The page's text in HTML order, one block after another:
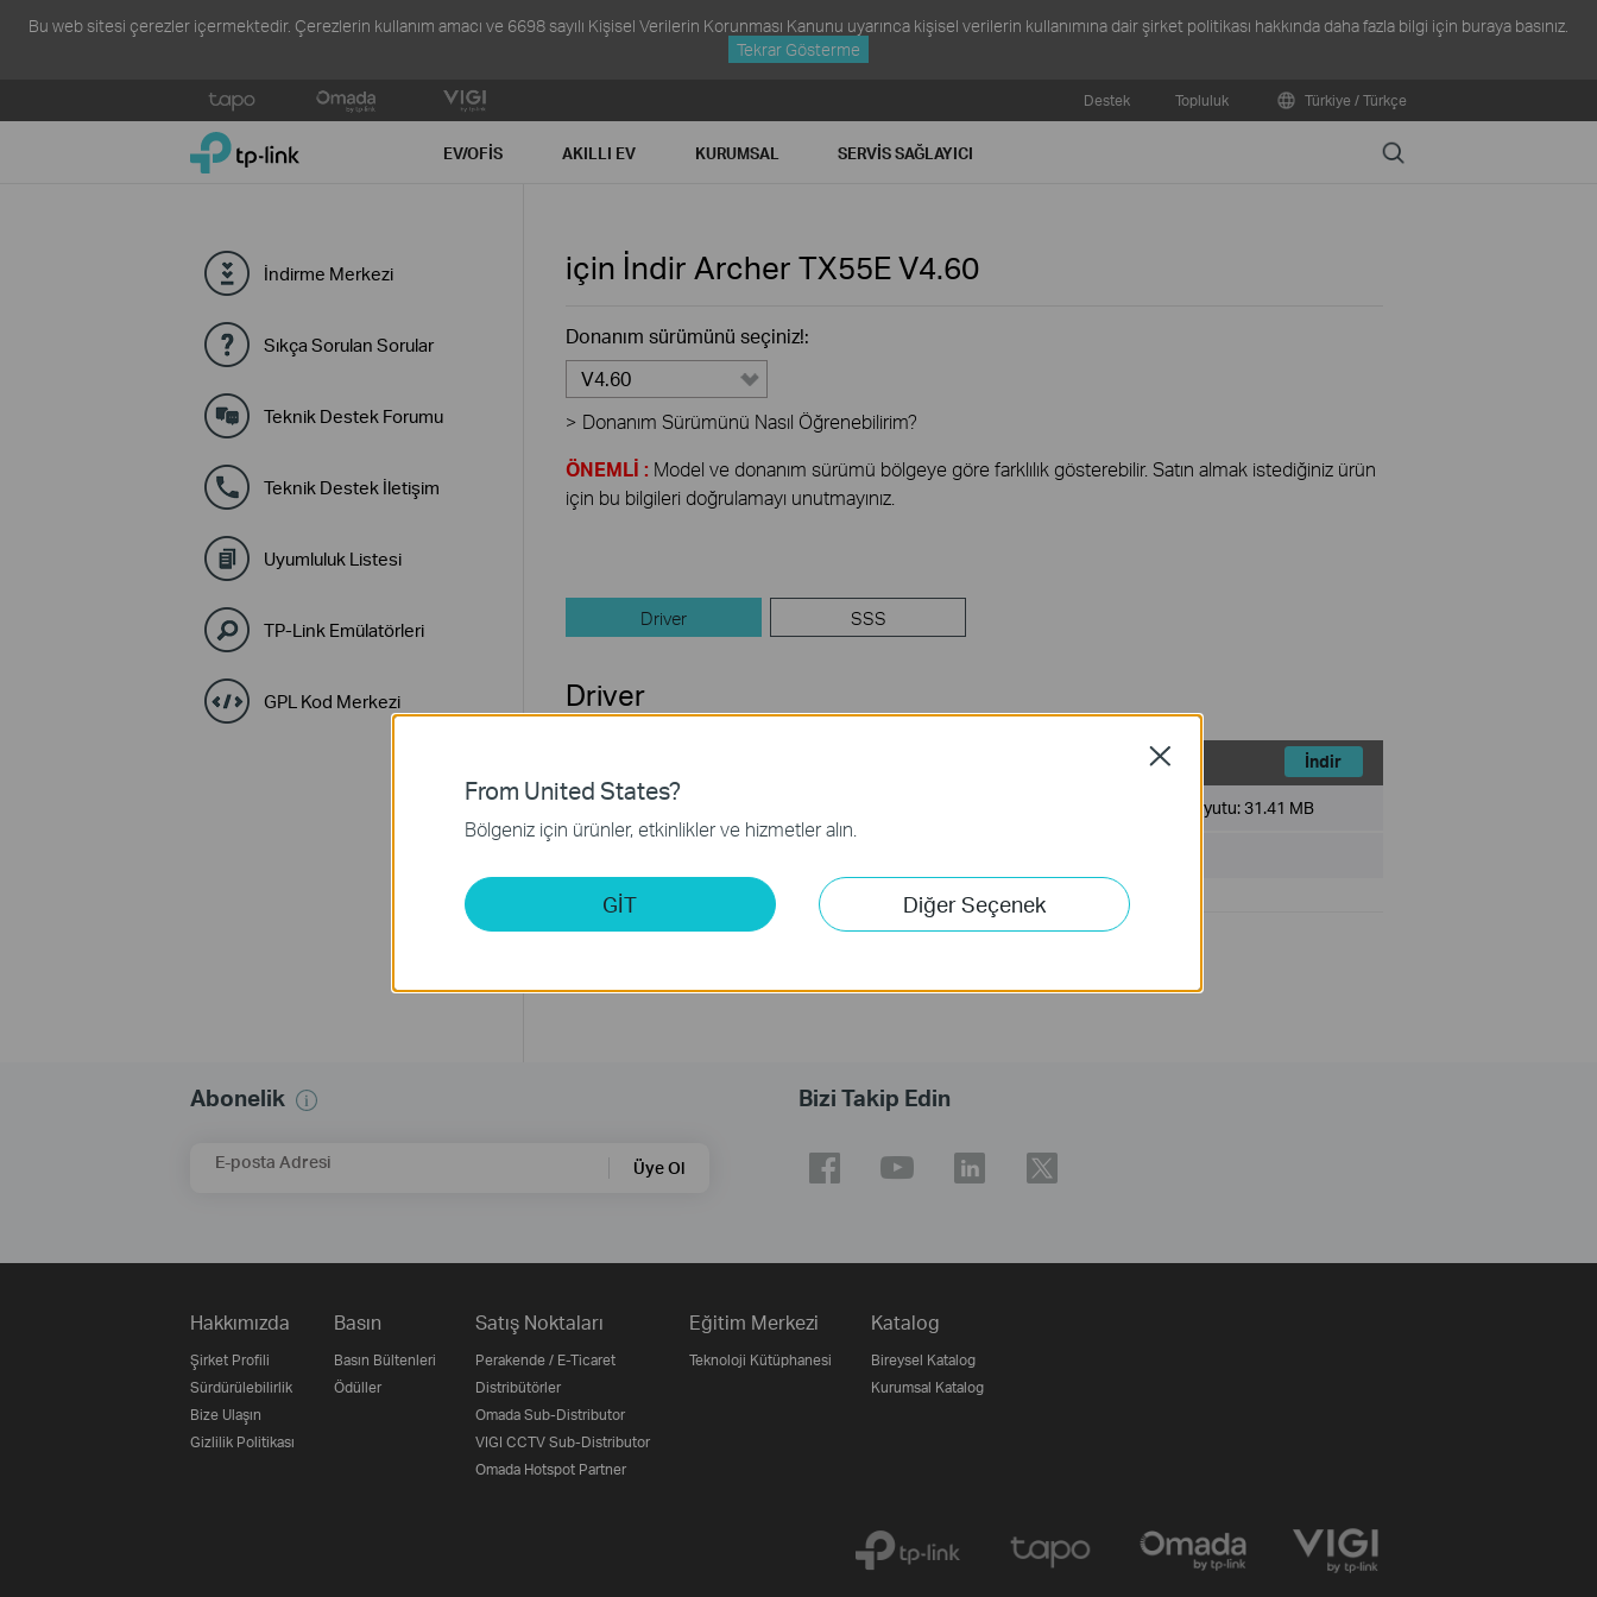
Bu web sitesi çerezler içermektedir. Çerezlerin kullanım amacı ve 6698 sayılı Kişisel Verilerin Korunması Kanunu uyarınca kişisel verilerin kullanımına dair şirket politikası hakkında daha fazla bilgi için buraya basınız.
Tekrar Gösterme
to
Destek Topluluk Türkiye / Türkçe
TP-Link, Reliably Smart EV/OFIS AKILLI EV KURUMSAL SERVIS SAĞLAYICI Search
İndirme Merkezi
Sıkça Sorulan Sorular
Teknik Destek Forumu
Teknik Destek İletişim
Uyumluluk Listesi
TP-Link Emülatörleri
GPL Kod Merkezi
için İndir Archer TX55E V4.60
Donanım sürümünü seçiniz!:
V4.60
> Donanım Sürümünü Nasıl Öğrenebilirim?
ÖNEMLİ : Model ve donanım sürümü bölgeye göre farklılık gösterebilir. Satın almak istediğiniz ürün
için bu bilgileri doğrulamayı unutmayınız.
Driver SSS
Driver
İndir
Dosya Boyutu:31.41 MB
Abonelik
E-posta Adresi Üye Ol
Bizi Takip Edin
Hakkımızda
Şirket Profili
Sürdürülebilirlik
Bize Ulaşın
Gizlilik Politikası
Basın
Basın Bültenleri
Ödüller
Satış Noktaları
Perakende / E-Ticaret
Distribütörler
Omada Sub-Distributor
VIGI CCTV Sub-Distributor
Omada Hotspot Partner
Eğitim Merkezi
Teknoloji Kütüphanesi
Katalog
Bireysel Katalog
Kurumsal Katalog
From United States?
Bölgeniz için ürünler, etkinlikler ve hizmetler alın.
GİT Diğer Seçenek
Close